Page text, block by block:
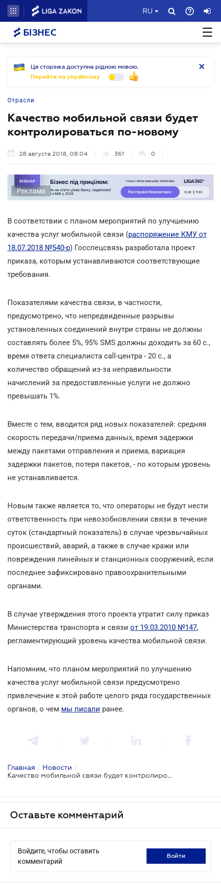
RU
БІЗНЕС
Ця сторінка доступна рідною мовою.
Перейти на українську
Отрасли
Качество мобильной связи будет
контролироваться по-новому
28 августа 2018, 08:04 361 0
Реклама
В соответствии с планом мероприятий по улучшению
качества услуг мобильной связи (распоряжение КМУ от
18.07.2018 №540-р) Госспецсвязь разработала проект
приказа, которым устанавливаются соответствующие
требования.
Показателями качества связи, в частности,
предусмотрено, что непредвиденные разрывы
установленных соединений внутри страны не должны
составлять более 5%, 95% SMS должны доходить за 60 с.,
время ответа специалиста call-центра - 20 с., а
количество обращений из-за неправильности
начислений за предоставленные услуги не должно
превышать 1%.
Вместе с тем, вводится ряд новых показателей: средняя
скорость передачи/приема данных, время задержки
между пакетами отправления и приема, вариация
задержки пакетов, потеря пакетов, - по которым уровень
не устанавливается.
Новым также является то, что операторы не будут нести
ответственность при невозобновлении связи в течение
суток (стандартный показатель) в случае чрезвычайных
происшествий, аварий, а также в случае кражи или
повреждения линейных и станционных сооружений, если
последнее зафиксировано правоохранительными
органами.
В случае утверждения этого проекта утратит силу приказ
Министерства транспорта и связи от 19.03.2010 №147,
регламентирующий уровень качества мобильной связи.
Напомним, что планом мероприятий по улучшению
качества услуг мобильной связи предусмотрено
привлечение к этой работе целого ряда государственных
органов, о чем мы писали ранее.
Главная / Новости /
Качество мобильной связи будет контролироваться по-новому
Оставьте комментарий
Войдите, чтобы оставить
комментарий
войти